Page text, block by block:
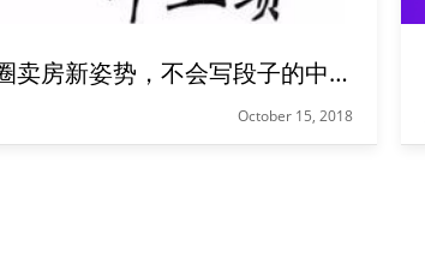
朋友圈卖房新姿势，不会写段子的中介不是好中介
October 15, 2018